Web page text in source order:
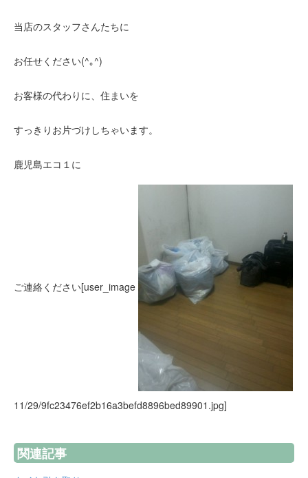
当店のスタッフさんたちに
お任せください(^｡^)
お客様の代わりに、住まいを
すっきりお片づけしちゃいます。
鹿児島エコ１に
ご連絡ください[user_image
11/29/9fc23476ef2b16a3befd8896bed89901.jpg]
関連記事